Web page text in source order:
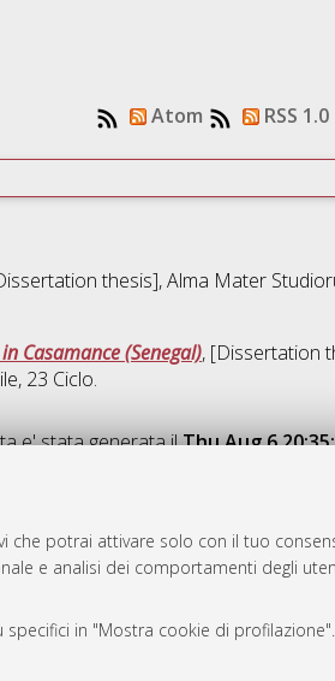
che potrai attivare solo con il tuo
e analisi dei comportamenti degli
in "Mostra cookie di profilazione".
Atom RSS 1.0
thesis], Alma Mater
Casamance (Senegal), [Dissertation
, 23 Ciclo.
e' stata generata ilThu Aug 6